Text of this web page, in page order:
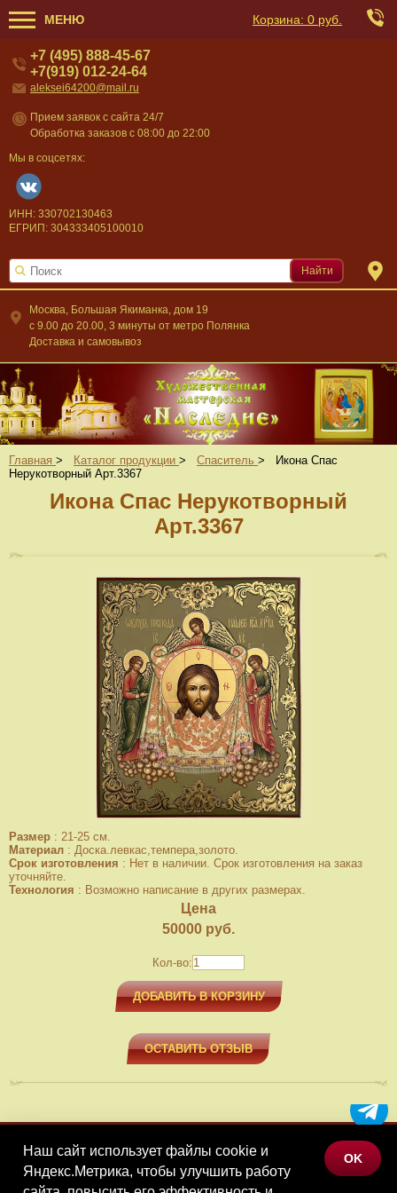
МЕНЮ Корзина: 0 руб.
Москва, Большая Якиманка, дом 19
c 9.00 до 20.00, 3 минуты от метро Полянка
Доставка и самовывоз
+7 (495) 888-45-67
+7(919) 012-24-64
aleksei64200@mail.ru
Прием заявок с сайта 24/7
Обработка заказов с 08:00 до 22:00
Мы в соцсетях:
ИНН: 330702130463
ЕГРИП: 304333405100010
Найти
Главная > Каталог продукции > Спаситель >
Икона Спас
Нерукотворный Арт.3367
Икона Спас Нерукотворный
Арт.3367
Размер : 21-25 см.
Материал : Доска.левкас,темпера,золото.
Срок изготовления : Нет в наличии. Срок изготовления на заказ
уточняйте.
Технология : Возможно написание в других размерах.
Цена
50000 руб.
Кол-во:
ДОБАВИТЬ В КОРЗИНУ
ОСТАВИТЬ ОТЗЫВ
МЕНЮ
КАТАЛОГ ТОВАРОВ
Наш сайт использует файлы cookie и
Яндекс.Метрика, чтобы улучшить работу
OK